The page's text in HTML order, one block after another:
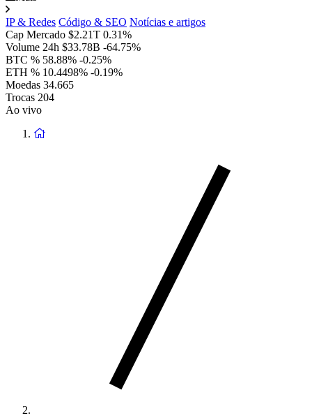
IP & Redes Código & SEO Notícias e artigos
Cap Mercado $2.21T 0.31%
Volume 24h $33.78B -64.75%
BTC % 58.88% -0.25%
ETH % 10.4498% -0.19%
Moedas 34.665
Trocas 204
Ao vivo